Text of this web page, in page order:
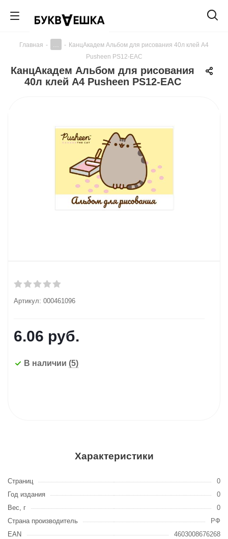
Главная - - КанцАкадем Альбом для рисования 40л клей А4
Pusheen PS12-EAC
КанцАкадем Альбом для рисования
40л клей А4 Pusheen PS12-EAC
Артикул: 000461096
6.06 руб.
В наличии (5)
Характеристики
Страниц
0
Год издания
0
Вес, г
0
Страна производитель
РФ
EAN
4603008676268